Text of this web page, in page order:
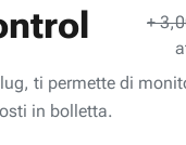
+
ti permette di
in bolletta.